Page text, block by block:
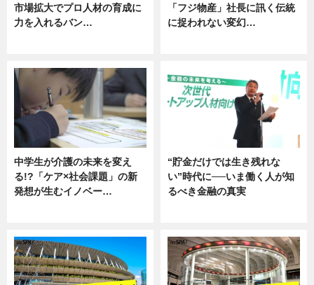
市場拡大でプロ人材の育成に
力を入れるバン…
「フジ物産」社長に訊く伝統
に捉われない変幻…
中学生が介護の未来を変え
る!?「ケア×社会課題」の新
発想が生むイノベー…
“貯金だけでは生き残れな
い”時代に──いま働く人が知
るべき金融の真実